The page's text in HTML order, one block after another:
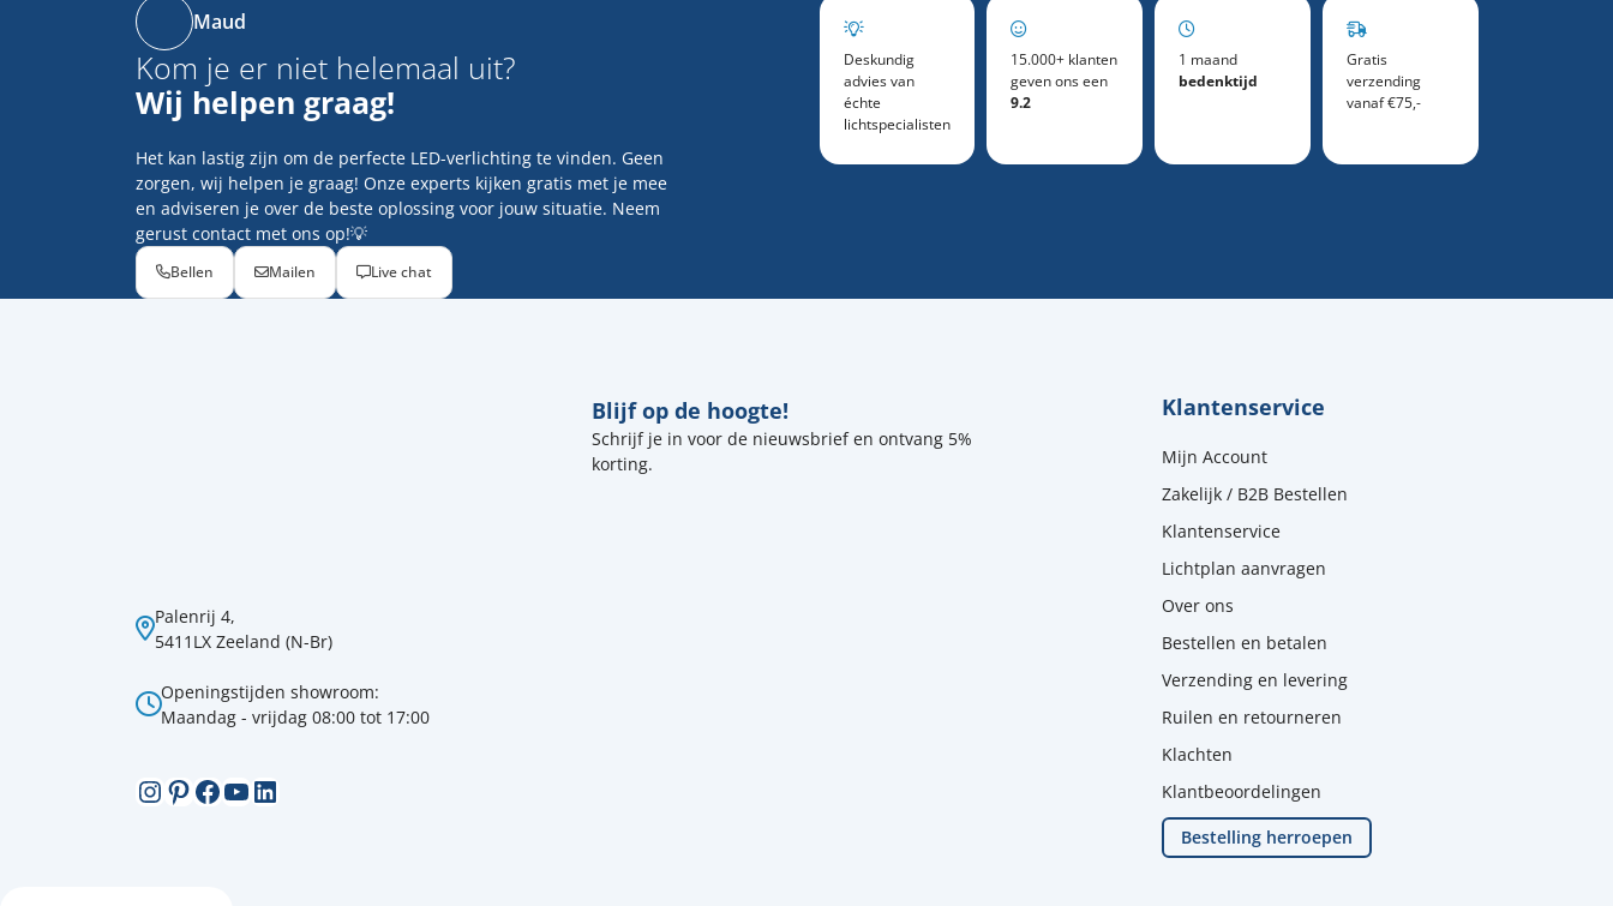
Maud
Kom je er niet helemaal uit?
Wij helpen graag!
Het kan lastig zijn om de perfecte LED-verlichting te vinden. Geen
zorgen, wij helpen je graag! Onze experts kijken gratis met je mee
en adviseren je over de beste oplossing voor jouw situatie. Neem
gerust contact met ons op!💡
Bellen Mailen Live chat
Deskundig
advies van
échte
lichtspecialisten
15.000+ klanten
geven ons een
9.2
1 maand
bedenktijd
Gratis
verzending
vanaf €75,-
Palenrij 4,
5411LX Zeeland (N-Br)
Openingstijden showroom:
Maandag - vrijdag 08:00 tot 17:00
Instagram
Pinterest
Facebook
YouTube
LinkedIn
Blijf op de hoogte!
Schrijf je in voor de nieuwsbrief en ontvang 5%
korting.
Klantenservice
Mijn Account
Zakelijk / B2B Bestellen
Klantenservice
Lichtplan aanvragen
Over ons
Bestellen en betalen
Verzending en levering
Ruilen en retourneren
Klachten
Klantbeoordelingen
Bestelling herroepen